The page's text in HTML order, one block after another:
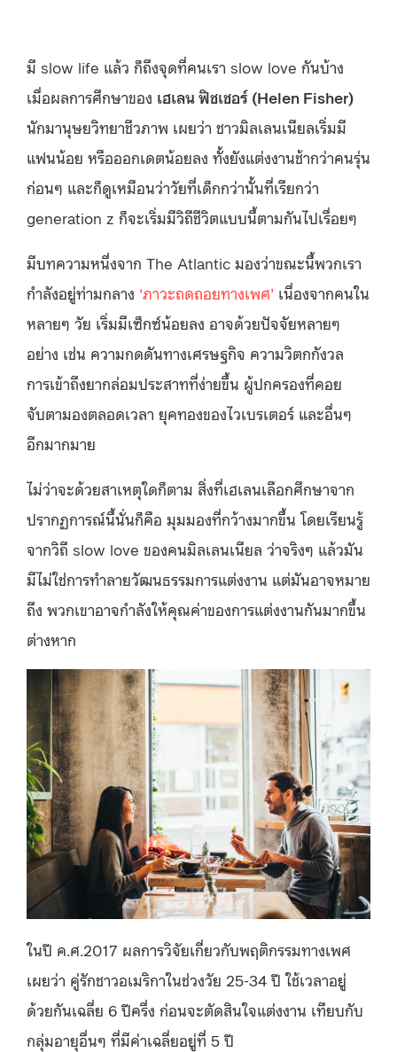
มี slow life แล้ว ก็ถึงจุดที่คนเรา slow love กันบ้าง
เมื่อผลการศึกษาของ เฮเลน ฟิชเชอร์ (Helen Fisher)
นักมานุษยวิทยาชีวภาพ เผยว่า ชาวมิลเลนเนียลเริ่มมี
แฟนน้อย หรือออกเดตน้อยลง ทั้งยังแต่งงานช้ากว่าคนรุ่น
ก่อนๆ และก็ดูเหมือนว่าวัยที่เด็กกว่านั้นที่เรียกว่า
generation z ก็จะเริ่มมีวิถีชีวิตแบบนี้ตามกันไปเรื่อยๆ
มีบทความหนึ่งจาก The Atlantic มองว่าขณะนี้พวกเรา
กำลังอยู่ท่ามกลาง ‘ภาวะถดถอยทางเพศ’ เนื่องจากคนใน
หลายๆ วัย เริ่มมีเซ็กซ์น้อยลง อาจด้วยปัจจัยหลายๆ
อย่าง เช่น ความกดดันทางเศรษฐกิจ ความวิตกกังวล
การเข้าถึงยากล่อมประสาทที่ง่ายขึ้น ผู้ปกครองที่คอย
จับตามองตลอดเวลา ยุคทองของไวเบรเตอร์ และอื่นๆ
อีกมากมาย
ไม่ว่าจะด้วยสาเหตุใดก็ตาม สิ่งที่เฮเลนเลือกศึกษาจาก
ปรากฏการณ์นี้นั่นก็คือ มุมมองที่กว้างมากขึ้น โดยเรียนรู้
จากวิถี slow love ของคนมิลเลนเนียล ว่าจริงๆ แล้วมัน
มีไม่ใช่การทำลายวัฒนธรรมการแต่งงาน แต่มันอาจหมาย
ถึง พวกเขาอาจกำลังให้คุณค่าของการแต่งงานกันมากขึ้น
ต่างหาก
ในปี ค.ศ.2017 ผลการวิจัยเกี่ยวกับพฤติกรรมทางเพศ
เผยว่า คู่รักชาวอเมริกาในช่วงวัย 25-34 ปี ใช้เวลาอยู่
ด้วยกันเฉลี่ย 6 ปีครึ่ง ก่อนจะตัดสินใจแต่งงาน เทียบกับ
กลุ่มอายุอื่นๆ ที่มีค่าเฉลี่ยอยู่ที่ 5 ปี